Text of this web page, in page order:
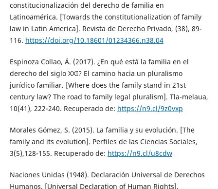
constitucionalización del derecho de familia en
Latinoamérica. [Towards the constitutionalization of family
law in Latin America]. Revista de Derecho Privado, (38), 89-
116. https://doi.org/10.18601/01234366.n38.04
Espinoza Collao, Á. (2017). ¿En qué está la familia en el
derecho del siglo XXI? El camino hacia un pluralismo
jurídico familiar. [Where does the family stand in 21st
century law? The road to family legal pluralism]. Tla-melaua,
10(41), 222-240. Recuperado de: https://n9.cl/9z0vxp
Morales Gómez, S. (2015). La familia y su evolución. [The
family and its evolution]. Perfiles de las Ciencias Sociales,
3(5),128-155. Recuperado de: https://n9.cl/u8cdw
Naciones Unidas (1948). Declaración Universal de Derechos
Humanos. [Universal Declaration of Human Rights].